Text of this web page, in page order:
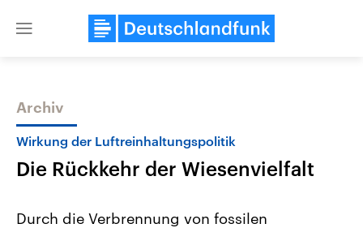
Close
Themen
Archiv
Wirkung der Luftreinhaltungspolitik
Die Rückkehr der Wiesenvielfalt
Durch die Verbrennung von fossilen